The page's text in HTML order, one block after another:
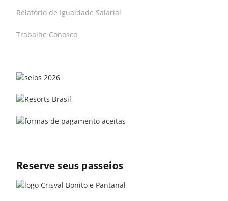
Relatório de Igualdade Salarial
Trabalhe Conosco
Reserve seus passeios